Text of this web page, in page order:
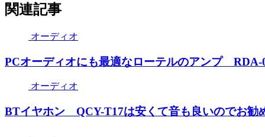
関連記事
オーディオ
PCオーディオにも最適なローテルのアンプ RDA-
オーディオ
BTイヤホン QCY-T17は安くて音も良いのでお勧